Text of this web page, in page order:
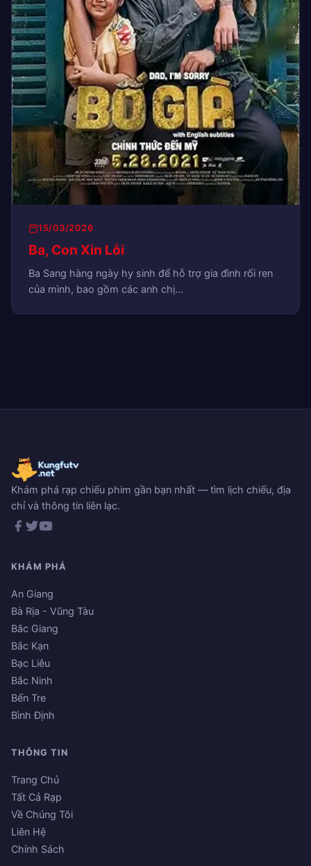
15/03/2026
Ba, Con Xin Lỗi
Ba Sang hàng ngày hy sinh để hỗ trợ gia đình rối ren
của mình, bao gồm các anh chị…
Khám phá rạp chiếu phim gần bạn nhất — tìm lịch chiếu, địa
chỉ và thông tin liên lạc.
KHÁM PHÁ
An Giang
Bà Rịa - Vũng Tàu
Bắc Giang
Bắc Kạn
Bạc Liêu
Bắc Ninh
Bến Tre
Bình Định
THÔNG TIN
Trang Chủ
Tất Cả Rạp
Về Chúng Tôi
Liên Hệ
Chính Sách